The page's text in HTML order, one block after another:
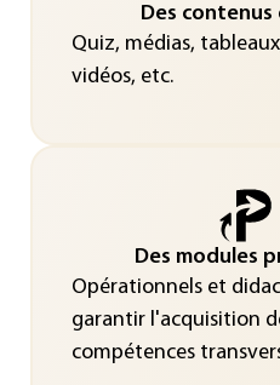
Des contenus
Quiz, médias,
vidéos, etc.
Des modules
Opérationnels et
garantir l'acquisition
compétences